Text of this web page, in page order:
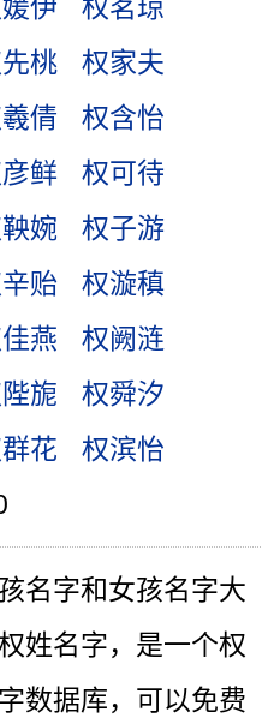
伊
权茗琼
桃
权家夫
倩
权含怡
鲜
权可待
婉
权子游
贻
权漩稹
燕
权阙涟
旎
权舜汐
花
权滨怡
名字和女孩名字大
姓名字，是一个权
数据库，可以免费